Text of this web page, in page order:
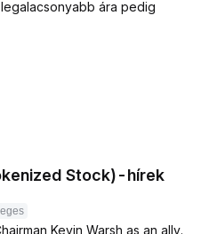
ára pedig
Stock)-hírek
Kevin Warsh as an ally.